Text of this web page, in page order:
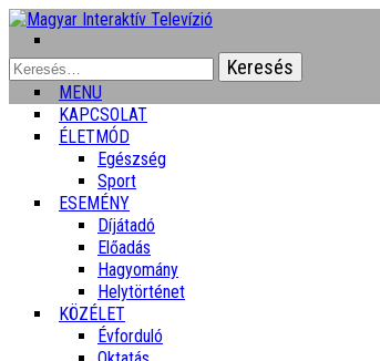
Keresés:
MENU
KAPCSOLAT
ÉLETMÓD
Egészség
Sport
ESEMÉNY
Díjátadó
Előadás
Hagyomány
Helytörténet
KÖZÉLET
Évforduló